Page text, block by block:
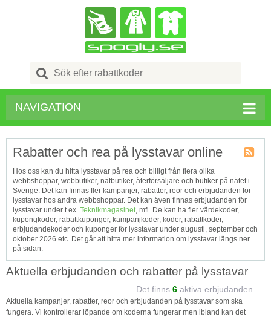
Search
for:
NAVIGATION
Tagg
RSS
Rabatter och rea på lysstavar online
Hos oss kan du hitta lysstavar på rea och billigt från flera olika
webbshoppar, webbutiker, nätbutiker, återförsäljare och butiker på nätet i
Sverige. Det kan finnas fler kampanjer, rabatter, reor och erbjudanden för
lysstavar hos andra webbshoppar. Det kan även finnas erbjudanden för
lysstavar under t.ex. Teknikmagasinet, mfl. De kan ha fler värdekoder,
kupongkoder, rabattkuponger, kampanjkoder, koder, rabattkoder,
erbjudandekoder och kuponger för lysstavar under augusti, september och
oktober 2026 etc. Det går att hitta mer information om lysstavar längs ner
på sidan.
Aktuella erbjudanden och rabatter på lysstavar
Det finns 6 aktiva erbjudanden
Aktuella kampanjer, rabatter, reor och erbjudanden på lysstavar som ska
fungera. Vi kontrollerar löpande om koderna fungerar men ibland kan det